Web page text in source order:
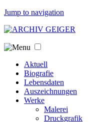
Jump to navigation
Aktuell
Biografie
Lebensdaten
Auszeichnungen
Werke
Malerei
Druckgrafik